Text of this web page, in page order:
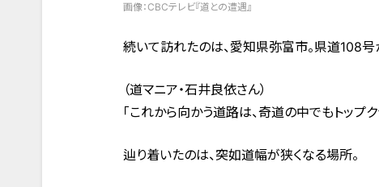
画像：CBCテレビ『道との遭遇』
続いて訪れたのは、愛知県弥富市。県道108号
（道マニア・石井良依さん）
「これから向かう道路は、奇道の中でもトップ
辿り着いたのは、突如道幅が狭くなる場所。